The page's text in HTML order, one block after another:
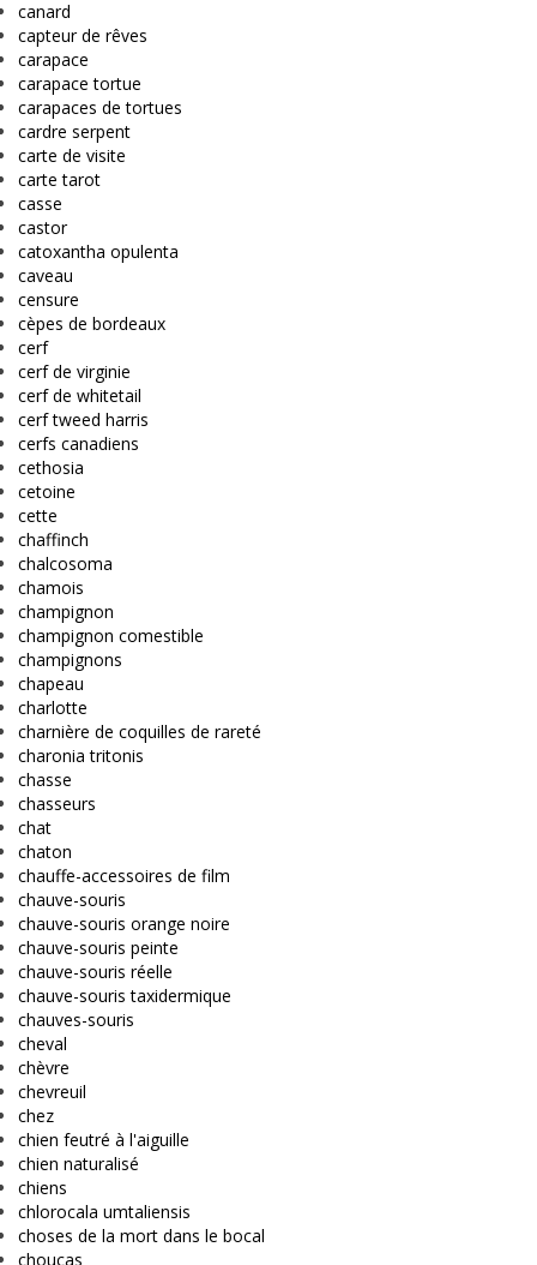
canard
capteur de rêves
carapace
carapace tortue
carapaces de tortues
cardre serpent
carte de visite
carte tarot
casse
castor
catoxantha opulenta
caveau
censure
cèpes de bordeaux
cerf
cerf de virginie
cerf de whitetail
cerf tweed harris
cerfs canadiens
cethosia
cetoine
cette
chaffinch
chalcosoma
chamois
champignon
champignon comestible
champignons
chapeau
charlotte
charnière de coquilles de rareté
charonia tritonis
chasse
chasseurs
chat
chaton
chauffe-accessoires de film
chauve-souris
chauve-souris orange noire
chauve-souris peinte
chauve-souris réelle
chauve-souris taxidermique
chauves-souris
cheval
chèvre
chevreuil
chez
chien feutré à l'aiguille
chien naturalisé
chiens
chlorocala umtaliensis
choses de la mort dans le bocal
choucas